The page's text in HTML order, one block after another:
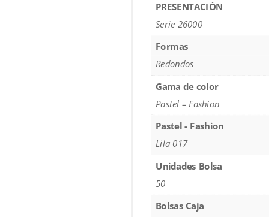
PRESENTACIÓN
Serie 26000
Formas
Redondos
Gama de color
Pastel – Fashion
Pastel - Fashion
Lila 017
Unidades Bolsa
50
Bolsas Caja